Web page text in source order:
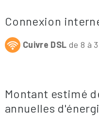
Connexion
Cuivre DSL de 8 à
Montant estimé
annuelles